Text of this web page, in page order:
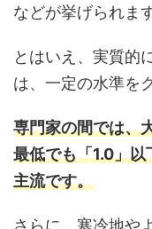
などが挙げられます
とはいえ、実質的
は、一定の水準を
専門家の間では、
最低でも「1.0」
主流です。